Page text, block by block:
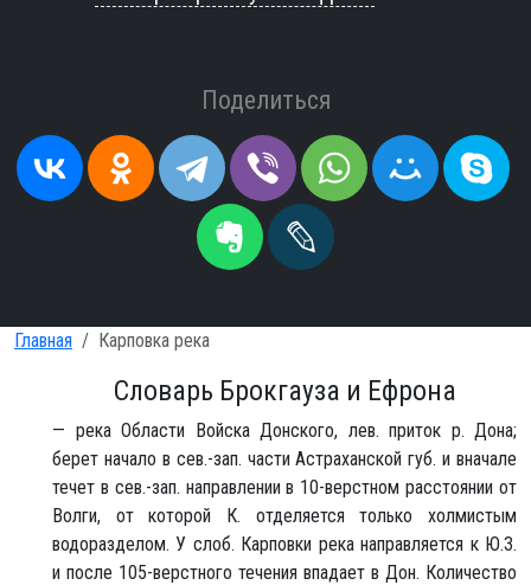
Поделиться
Главная Карповка река
Словарь Брокгауза и Ефрона
— река Области Войска Донского, лев. приток р. Дона;
берет начало в сев.-зап. части Астраханской губ. и вначале
течет в сев.-зап. направлении в 10-верстном расстоянии от
Волги, от которой К. отделяется только холмистым
водоразделом. У слоб. Карповки река направляется к Ю.З.
и после 105-верстного течения впадает в Дон. Количество